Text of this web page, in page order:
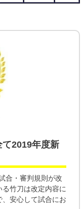
て2019年度新
合・審判規則が改
竹刀は改定内容に
安心して試合にお